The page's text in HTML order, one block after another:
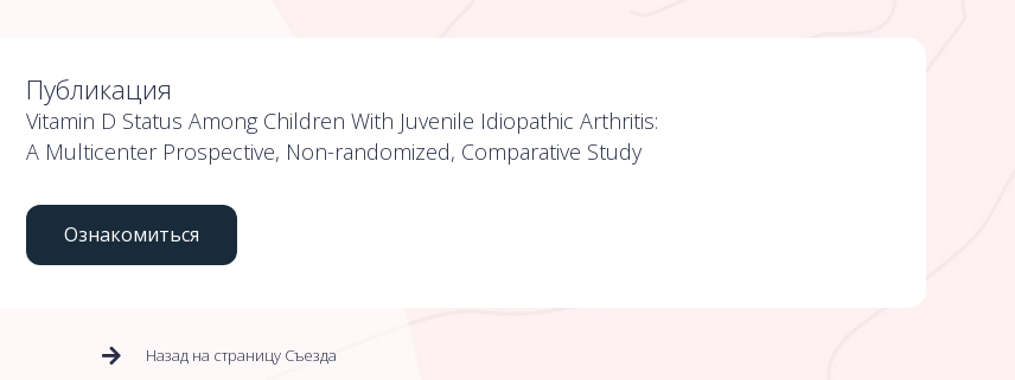
Публикация
Vitamin D Status Among Children With Juvenile Idiopathic Arthritis:
A Multicenter Prospective, Non-randomized, Comparative Study
Ознакомиться
Назад на страницу Съезда